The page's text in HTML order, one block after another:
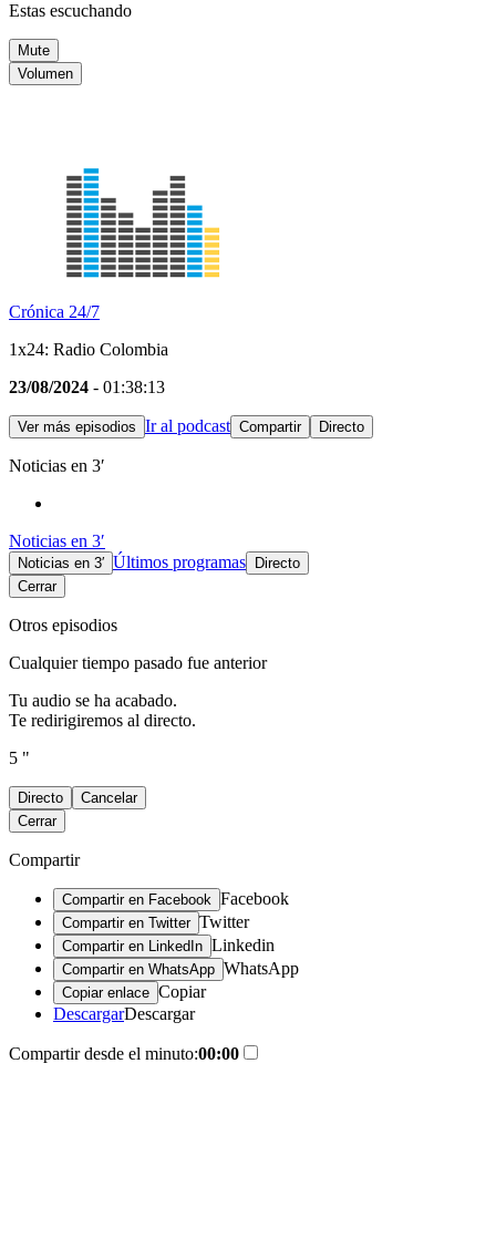
Estas escuchando
Mute
Volumen
Crónica 24/7
1x24: Radio Colombia
23/08/2024 - 01:38:13
Ver más episodios Ir al podcast Compartir Directo
Noticias en 3′
Noticias en 3′
Noticias en 3′ Últimos programas
Directo
Cerrar
Otros episodios
Cualquier tiempo pasado fue anterior
Tu audio se ha acabado.
Te redirigiremos al directo.
5 "
Directo
Cancelar
Cerrar
Compartir
Compartir en Facebook Facebook
Compartir en Twitter Twitter
Compartir en LinkedIn Linkedin
Compartir en WhatsApp WhatsApp
Copiar enlace Copiar
DescargarDescargar
Compartir desde el minuto:00:00